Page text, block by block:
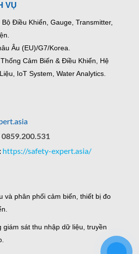
VỤ
Điều Khiển, Gauge, Transmitter,
Âu (EU)/G7/Korea.
Cảm Biến & Điều Khiển, Hệ
IoT System, Water Analytics.
0859.200.531
https://safety-expert.asia/
và phân phối cảm biến, thiết bị đo
giám sát thu nhập dữ liệu, truyền